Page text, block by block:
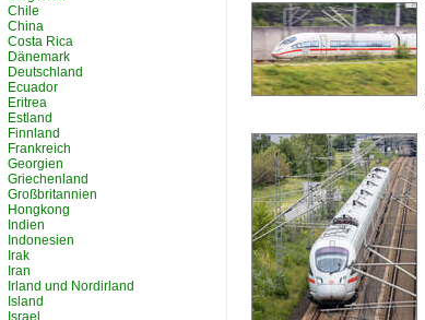
Chile
China
Costa Rica
Dänemark
Deutschland
Ecuador
Eritrea
Estland
Finnland
Frankreich
Georgien
Griechenland
Großbritannien
Hongkong
Indien
Indonesien
Irak
Iran
Irland und Nordirland
Island
Israel